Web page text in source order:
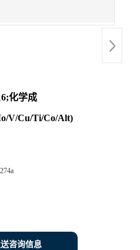
化学成
V/Cu/Ti/Co/Alt)
咨询信息